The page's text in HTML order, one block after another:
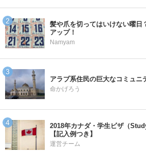
髪や爪を切ってはいけない曜日
アップ！
Namyam
アラブ系住民の巨大なコミュニ
命かげろう
2018年カナダ・学生ビザ（
【記入例つき】
運営チーム